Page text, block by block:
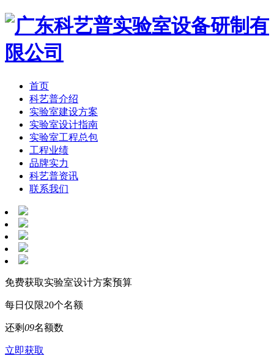
首页
科艺普介绍
实验室建设方案
实验室设计指南
实验室工程总包
工程业绩
品牌实力
科艺普资讯
联系我们
免费获取实验室设计方案预算
每日仅限20个名额
还剩09名额数
立即获取